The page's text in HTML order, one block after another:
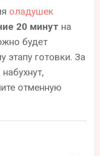
оладушек
20 минут на
будет
этапу готовки. За
отменную